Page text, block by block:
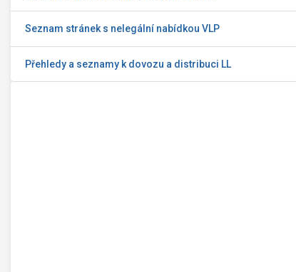
Seznam stránek s nelegální nabídkou VLP
Přehledy a seznamy k dovozu a distribuci LL